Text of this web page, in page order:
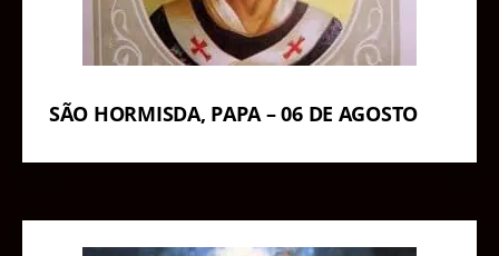
SÃO HORMISDA, PAPA – 06 DE AGOSTO